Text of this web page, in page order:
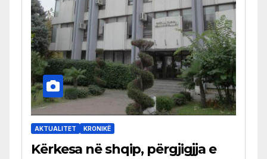
AKTUALITET KRONIKË
Kërkesa në shqip, përgjigjja e